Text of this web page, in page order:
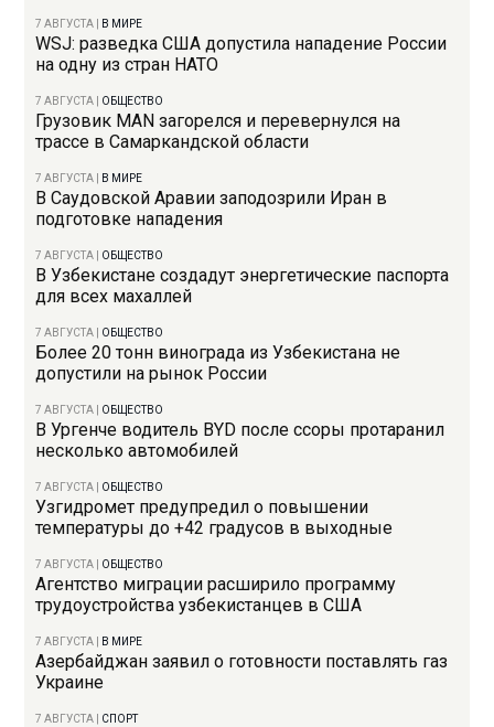
7 АВГУСТА В МИРЕ
WSJ: разведка США допустила нападение России
на одну из стран НАТО
7 АВГУСТА ОБЩЕСТВО
Грузовик MAN загорелся и перевернулся на
трассе в Самаркандской области
7 АВГУСТА В МИРЕ
В Саудовской Аравии заподозрили Иран в
подготовке нападения
7 АВГУСТА ОБЩЕСТВО
В Узбекистане создадут энергетические паспорта
для всех махаллей
7 АВГУСТА ОБЩЕСТВО
Более 20 тонн винограда из Узбекистана не
допустили на рынок России
7 АВГУСТА ОБЩЕСТВО
В Ургенче водитель BYD после ссоры протаранил
несколько автомобилей
7 АВГУСТА ОБЩЕСТВО
Узгидромет предупредил о повышении
температуры до +42 градусов в выходные
7 АВГУСТА ОБЩЕСТВО
Агентство миграции расширило программу
трудоустройства узбекистанцев в США
7 АВГУСТА В МИРЕ
Азербайджан заявил о готовности поставлять газ
Украине
7 АВГУСТА СПОРТ